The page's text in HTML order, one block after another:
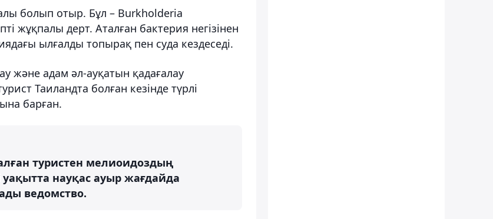
болып отыр. Бұл – Burkholderia
жұқпалы дерт. Аталған бактерия негізінен
ылғалды топырақ пен суда кездеседі.
және адам әл-ауқатын қадағалау
Таиландта болған кезінде түрлі
барған.
туристен мелиоидоздың
уақытта науқас ауыр жағдайда
ведомство.